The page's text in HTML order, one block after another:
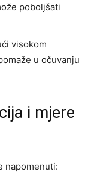
poboljšati
visokom
u očuvanju
i mjere
napomenuti: